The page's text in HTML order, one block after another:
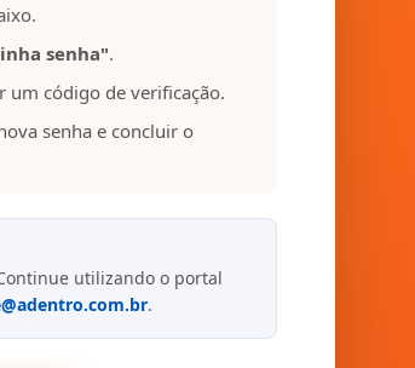
senha".
um código de verificação.
senha e concluir o
utilizando o portal
.